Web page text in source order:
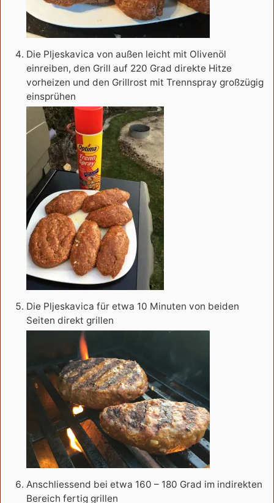
Die Pljeskavica von außen leicht mit Olivenöl
einreiben, den Grill auf 220 Grad direkte Hitze
vorheizen und den Grillrost mit Trennspray großzügig
einsprühen
Die Pljeskavica für etwa 10 Minuten von beiden
Seiten direkt grillen
Anschliessend bei etwa 160 – 180 Grad im indirekten
Bereich fertig grillen